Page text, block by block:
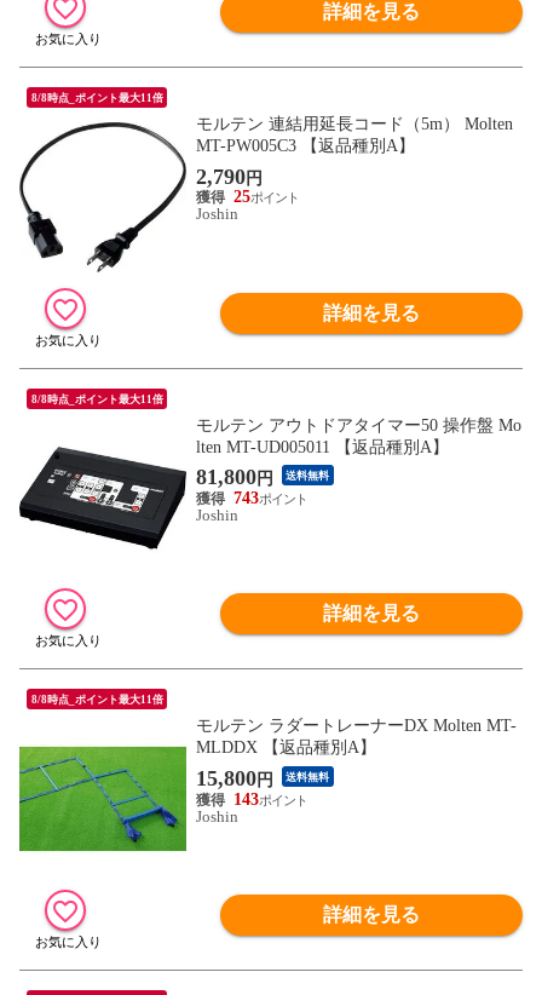
詳細を見る
8/8時点_ポイント最大11倍
モルテン 連結用延長コード（5m） Molten
MT-PW005C3 【返品種別A】
2,790円
25
Joshin
詳細を見る
8/8時点_ポイント最大11倍
モルテン アウトドアタイマー50 操作盤 Mo
lten MT-UD005011 【返品種別A】
81,800円 送料無料
743
Joshin
詳細を見る
8/8時点_ポイント最大11倍
モルテン ラダートレーナーDX Molten MT-
MLDDX 【返品種別A】
15,800円 送料無料
143
Joshin
詳細を見る